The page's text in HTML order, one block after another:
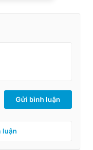
Gửi bình luận
luận